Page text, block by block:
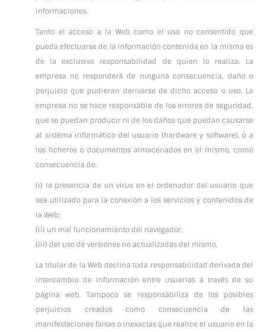
informaciones.
Tanto el acceso a la Web como el uso no consentido que
pueda efectuarse de la información contenida en la misma es
de la exclusiva responsabilidad de quien lo realiza. La
empresa no responderá de ninguna consecuencia, daño o
perjuicio que pudieran derivarse de dicho acceso o uso. La
empresa no se hace responsable de los errores de seguridad,
que se puedan producir ni de los daños que puedan causarse
al sistema informático del usuario (hardware y software), o a
los ficheros o documentos almacenados en el mismo, como
consecuencia de:
(i) la presencia de un virus en el ordenador del usuario que
sea utilizado para la conexión a los servicios y contenidos de
la Web;
(ii) un mal funcionamiento del navegador;
(iii) del uso de versiones no actualizadas del mismo.
La titular de la Web declina toda responsabilidad derivada del
intercambio de información entre usuarios a través de su
página web. Tampoco se responsabiliza de los posibles
perjuicios creados como consecuencia de las
manifestaciones falsas o inexactas que realice el usuario en la